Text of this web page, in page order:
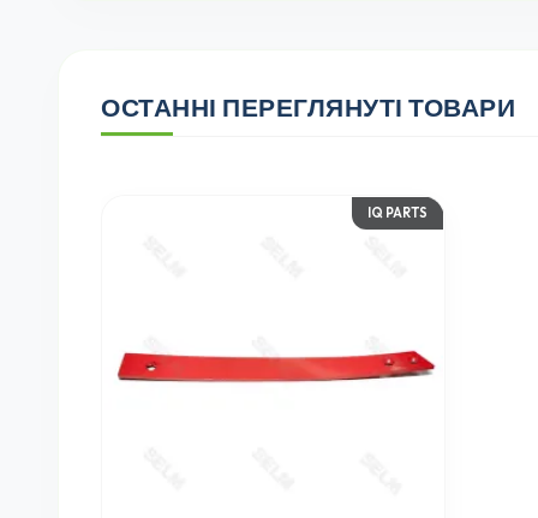
ОСТАННІ ПЕРЕГЛЯНУТІ ТОВАРИ
IQ PARTS